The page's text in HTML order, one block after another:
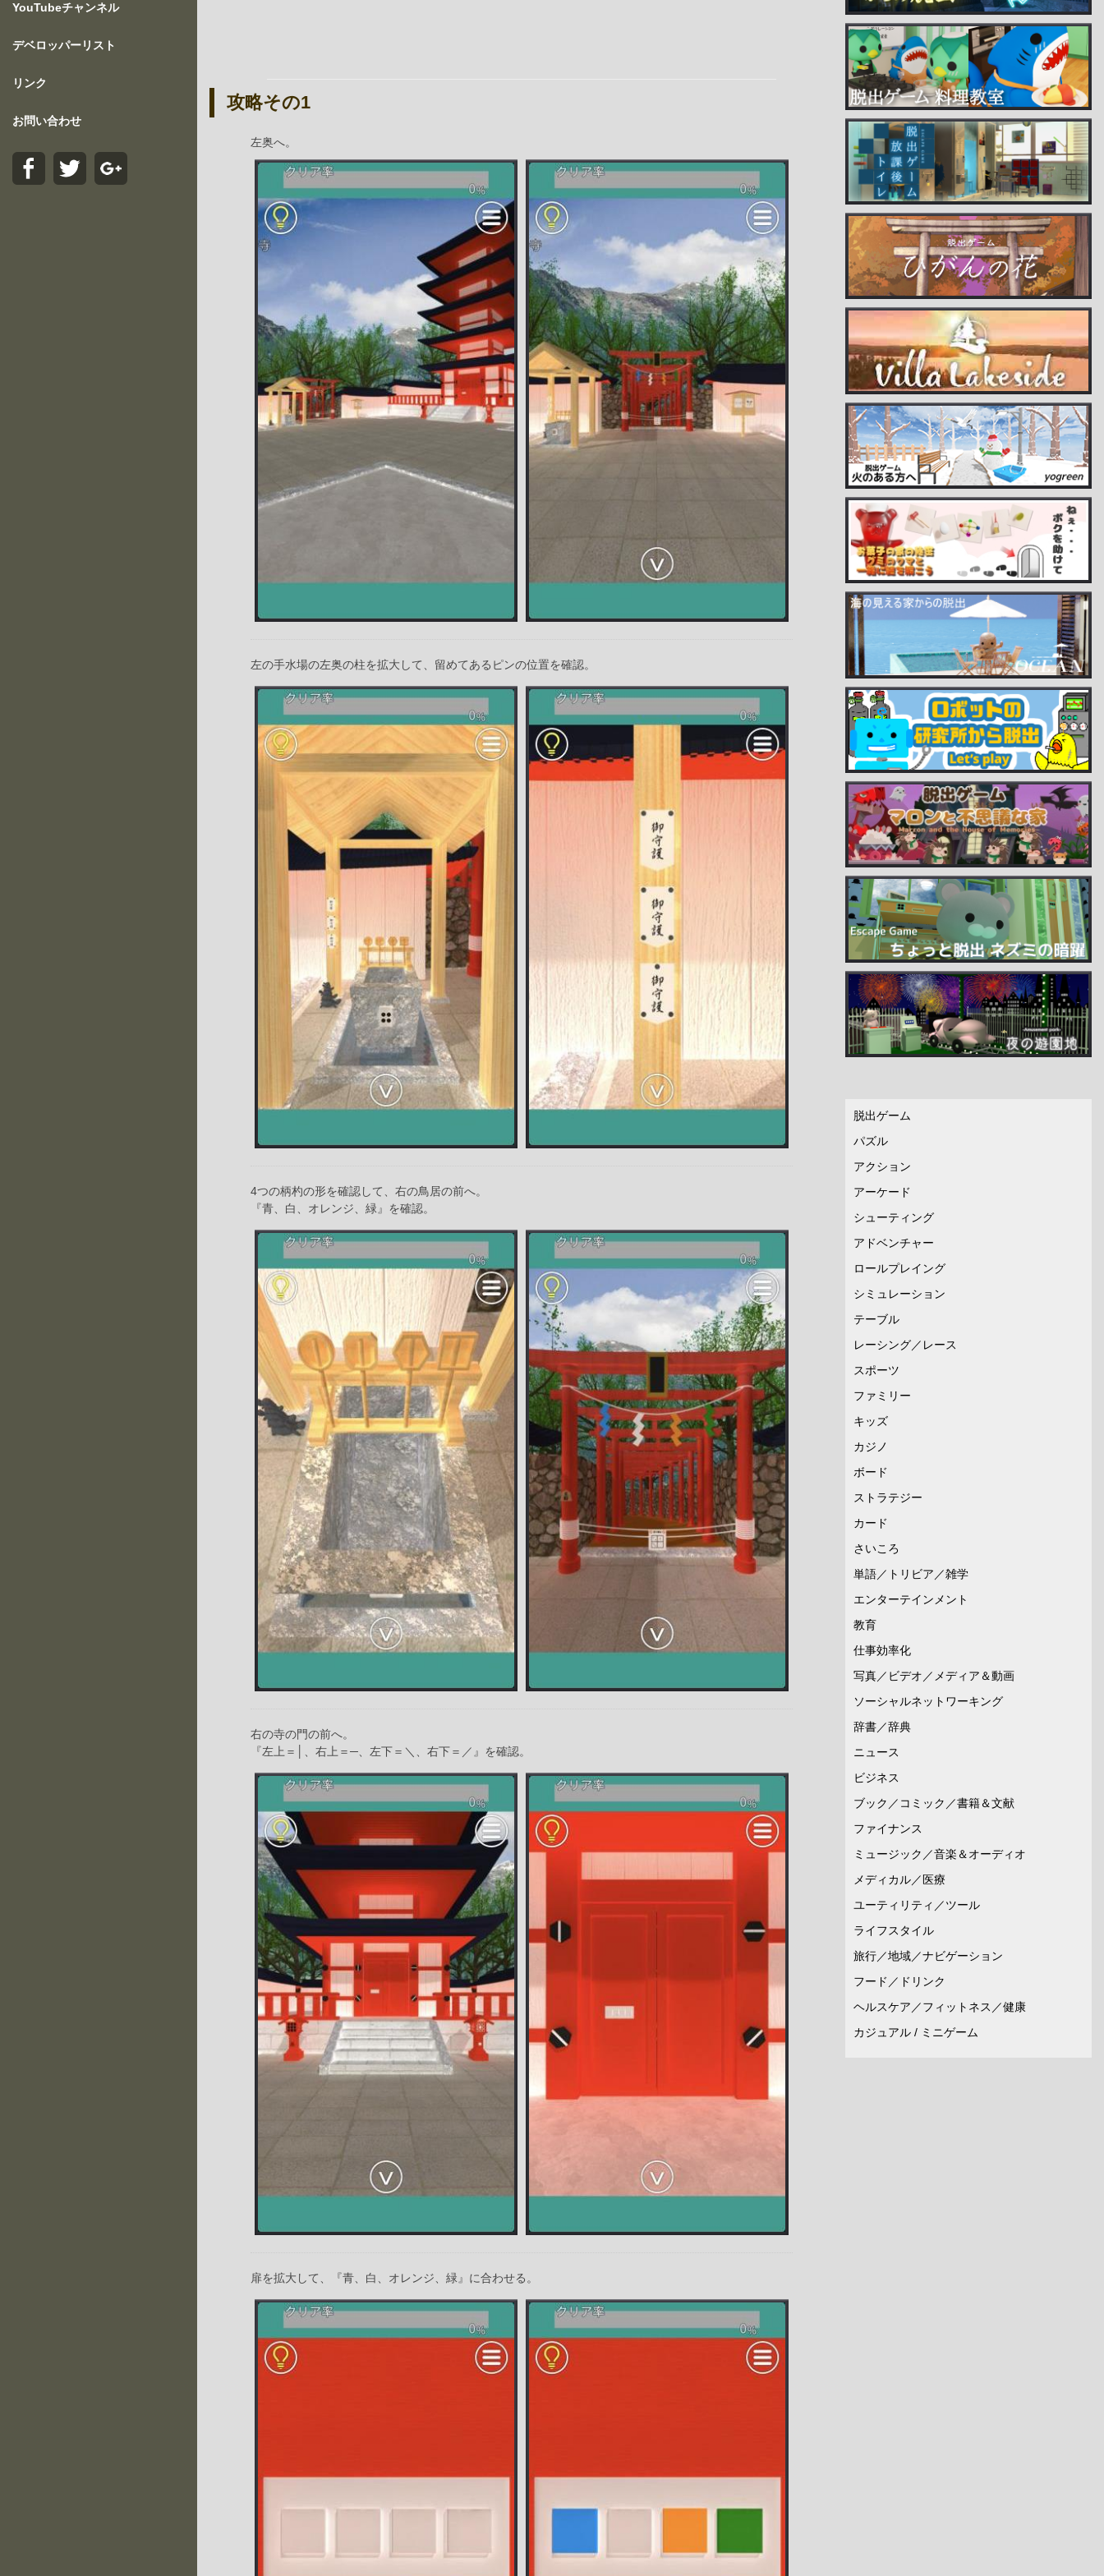
YouTubeチャンネル
デベロッパーリスト
リンク
お問い合わせ
攻略その1
左奥へ。
左の手水場の左奥の柱を拡大して、留めてあるピンの位置を確認。
4つの柄杓の形を確認して、右の鳥居の前へ。
『青、白、オレンジ、緑』を確認。
右の寺の門の前へ。
『左上＝│、右上＝─、左下＝＼、右下＝／』を確認。
扉を拡大して、『青、白、オレンジ、緑』に合わせる。
脱出ゲーム
パズル
アクション
アーケード
シューティング
アドベンチャー
ロールプレイング
シミュレーション
テーブル
レーシング／レース
スポーツ
ファミリー
キッズ
カジノ
ボード
ストラテジー
カード
さいころ
単語／トリビア／雑学
エンターテインメント
教育
仕事効率化
写真／ビデオ／メディア＆動画
ソーシャルネットワーキング
辞書／辞典
ニュース
ビジネス
ブック／コミック／書籍＆文献
ファイナンス
ミュージック／音楽＆オーディオ
メディカル／医療
ユーティリティ／ツール
ライフスタイル
旅行／地域／ナビゲーション
フード／ドリンク
ヘルスケア／フィットネス／健康
カジュアル / ミニゲーム